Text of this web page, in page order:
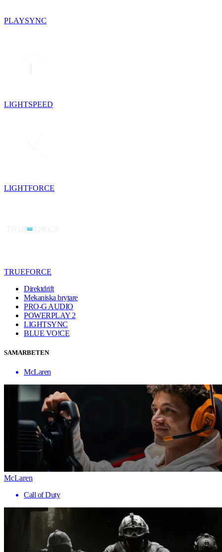
PLAYSYNC
LIGHTSPEED
LIGHTFORCE
TRUEFORCE
Direktdrift
Mekaniska brytare
PRO-G AUDIO
POWERPLAY 2
LIGHTSYNC
BLUE VO!CE
SAMARBETEN
McLaren
McLaren
Call of Duty